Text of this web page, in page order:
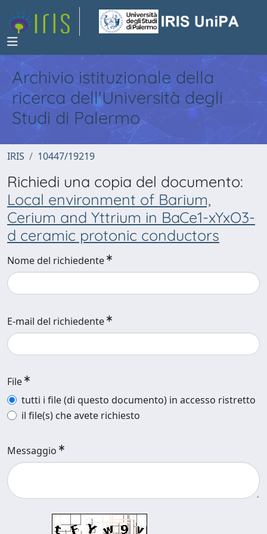
Archivio istituzionale della
ricerca dell'Università degli
Studi di Palermo
IRIS 10447/19219
Richiedi una copia del documento:
Local environment of Barium,
Cerium and Yttrium in BaCe1-xYxO3-
d ceramic protonic conductors
Nome del richiedente
E-mail del richiedente
File
tutti i file (di questo documento) in accesso ristretto
il file(s) che avete richiesto
Messaggio